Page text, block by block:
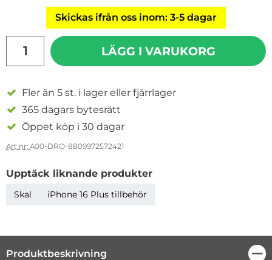
Skickas ifrån oss inom: 3-5 dagar
LÄGG I VARUKORG
Fler än 5 st. i lager eller fjärrlager
365 dagars bytesrätt
Öppet köp i 30 dagar
Art nr: A00-DRO-8809972572421
Upptäck liknande produkter
Skal iPhone 16 Plus tillbehör
Produktbeskrivning